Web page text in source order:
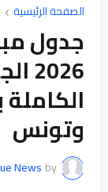
الصفحة الرئيسية
جدول
وتونس
by
News